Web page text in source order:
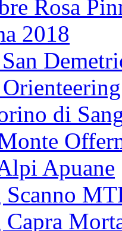
Rosa
2018
di
Apuane
Scanno
Capra